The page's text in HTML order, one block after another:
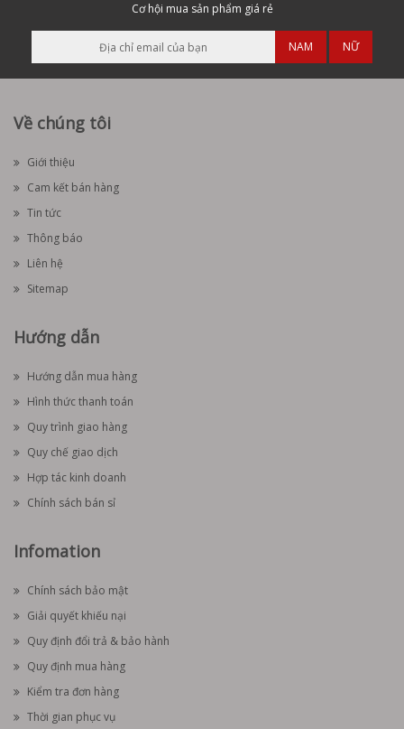
Cơ hội mua sản phẩm giá rẻ
NAM NỮ
Về chúng tôi
Giới thiệu
Cam kết bán hàng
Tin tức
Thông báo
Liên hệ
Sitemap
Hướng dẫn
Hướng dẫn mua hàng
Hình thức thanh toán
Quy trình giao hàng
Quy chế giao dịch
Hợp tác kinh doanh
Chính sách bán sỉ
Infomation
Chính sách bảo mật
Giải quyết khiếu nại
Quy định đổi trả & bảo hành
Quy định mua hàng
Kiểm tra đơn hàng
Thời gian phục vụ